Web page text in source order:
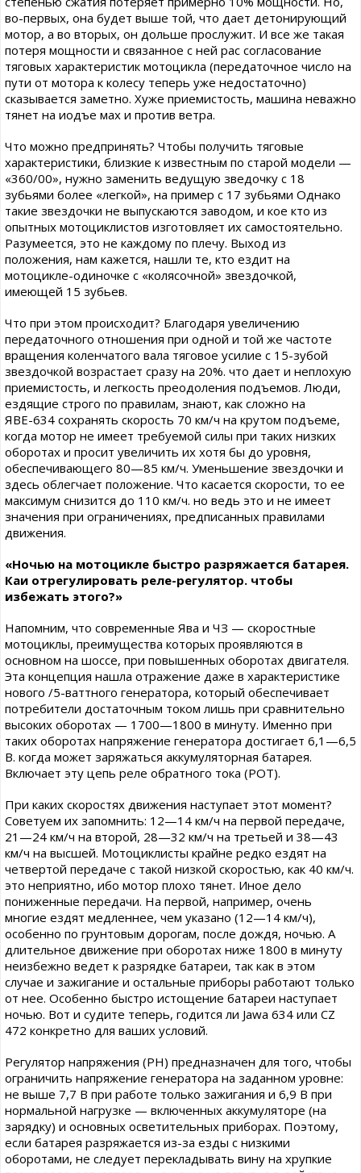
во-первых, она будет выше той, что дает детонирующий
мотор, а во вторых, он дольше прослужит. И все же такая
потеря мощности и связанное с ней рас согласование
тяговых характеристик мотоцикла (передаточное число на
пути от мотора к колесу теперь уже недостаточно)
сказывается заметно. Хуже приемистость, машина неважно
тянет на иодъе мах и против ветра.
Что можно предпринять? Чтобы получить тяговые
характеристики, близкие к известным по старой модели —
«360/00», нужно заменить ведущую зведочку с 18
зубьями более «легкой», на пример с 17 зубьями Однако
такие звездочки не выпускаются заводом, и кое кто из
опытных мотоциклистов изготовляет их самостоятельно.
Разумеется, это не каждому по плечу. Выход из
положения, нам кажется, нашли те, кто ездит на
мотоцикле-одиночке с «колясочной» звездочкой,
имеющей 15 зубьев.
Что при этом происходит? Благодаря увеличению
передаточного отношения при одной и той же частоте
вращения коленчатого вала тяговое усилие с 15-зубой
звездочкой возрастает сразу на 20%. что дает и неплохую
приемистость, и легкость преодоления подъемов. Люди,
ездящие строго по правилам, знают, как сложно на
ЯВЕ-634 сохранять скорость 70 км/ч на крутом подъеме,
когда мотор не имеет требуемой силы при таких низких
оборотах и просит увеличить их хотя бы до уровня,
обеспечивающего 80—85 км/ч. Уменьшение звездочки и
здесь облегчает положение. Что касается скорости, то ее
максимум снизится до 110 км/ч. но ведь это и не имеет
значения при ограничениях, предписанных правилами
движения.
«Ночью на мотоцикле быстро разряжается батарея.
Каи отрегулировать реле-регулятор. чтобы
избежать этого?»
Напомним, что современные Ява и ЧЗ — скоростные
мотоциклы, преимущества которых проявляются в
основном на шоссе, при повышенных оборотах двигателя.
Эта концепция нашла отражение даже в характеристике
нового /5-ваттного генератора, который обеспечивает
потребители достаточным током лишь при сравнительно
высоких оборотах — 1700—1800 в минуту. Именно при
таких оборотах напряжение генератора достигает 6,1—6,5
В. когда может заряжаться аккумуляторная батарея.
Включает эту цепь реле обратного тока (РОТ).
При каких скоростях движения наступает этот момент?
Советуем их запомнить: 12—14 км/ч на первой передаче,
21—24 км/ч на второй, 28—32 км/ч на третьей и 38—43
км/ч на высшей. Мотоциклисты крайне редко ездят на
четвертой передаче с такой низкой скоростью, как 40 км/ч.
это неприятно, ибо мотор плохо тянет. Иное дело
пониженные передачи. На первой, например, очень
многие ездят медленнее, чем указано (12—14 км/ч),
особенно по грунтовым дорогам, после дождя, ночью. А
длительное движение при оборотах ниже 1800 в минуту
неизбежно ведет к разрядке батареи, так как в этом
случае и зажигание и остальные приборы работают только
от нее. Особенно быстро истощение батареи наступает
ночью. Вот и судите теперь, годится ли Jawa 634 или CZ
472 конкретно для ваших условий.
Регулятор напряжения (РН) предназначен для того, чтобы
ограничить напряжение генератора на заданном уровне:
не выше 7,7 В при работе только зажигания и 6,9 В при
нормальной нагрузке — включенных аккумуляторе (на
зарядку) и основных осветительных приборах. Поэтому,
если батарея разряжается из-за езды с низкими
оборотами, не следует перекладывать вину на хрупкие